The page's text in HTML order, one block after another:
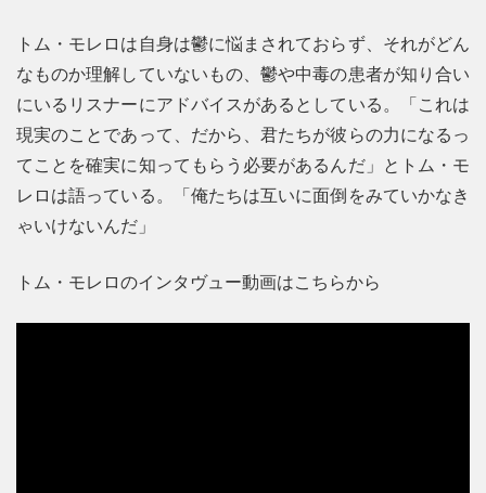
トム・モレロは自身は鬱に悩まされておらず、それがどん
なものか理解していないもの、鬱や中毒の患者が知り合い
にいるリスナーにアドバイスがあるとしている。「これは
現実のことであって、だから、君たちが彼らの力になるっ
てことを確実に知ってもらう必要があるんだ」とトム・モ
レロは語っている。「俺たちは互いに面倒をみていかなき
ゃいけないんだ」
トム・モレロのインタヴュー動画はこちらから